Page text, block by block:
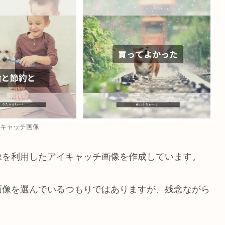
ャッチ画像
利用したアイキャッチ画像を作成しています。
を選んでいるつもりではありますが、残念ながら